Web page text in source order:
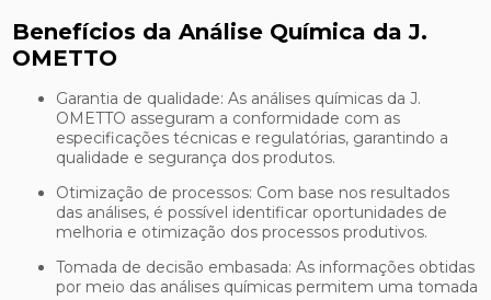
Benefícios da Análise Química da J.
OMETTO
Garantia de qualidade: As análises químicas da J.
OMETTO asseguram a conformidade com as
especificações técnicas e regulatórias, garantindo a
qualidade e segurança dos produtos.
Otimização de processos: Com base nos resultados
das análises, é possível identificar oportunidades de
melhoria e otimização dos processos produtivos.
Tomada de decisão embasada: As informações obtidas
por meio das análises químicas permitem uma tomada